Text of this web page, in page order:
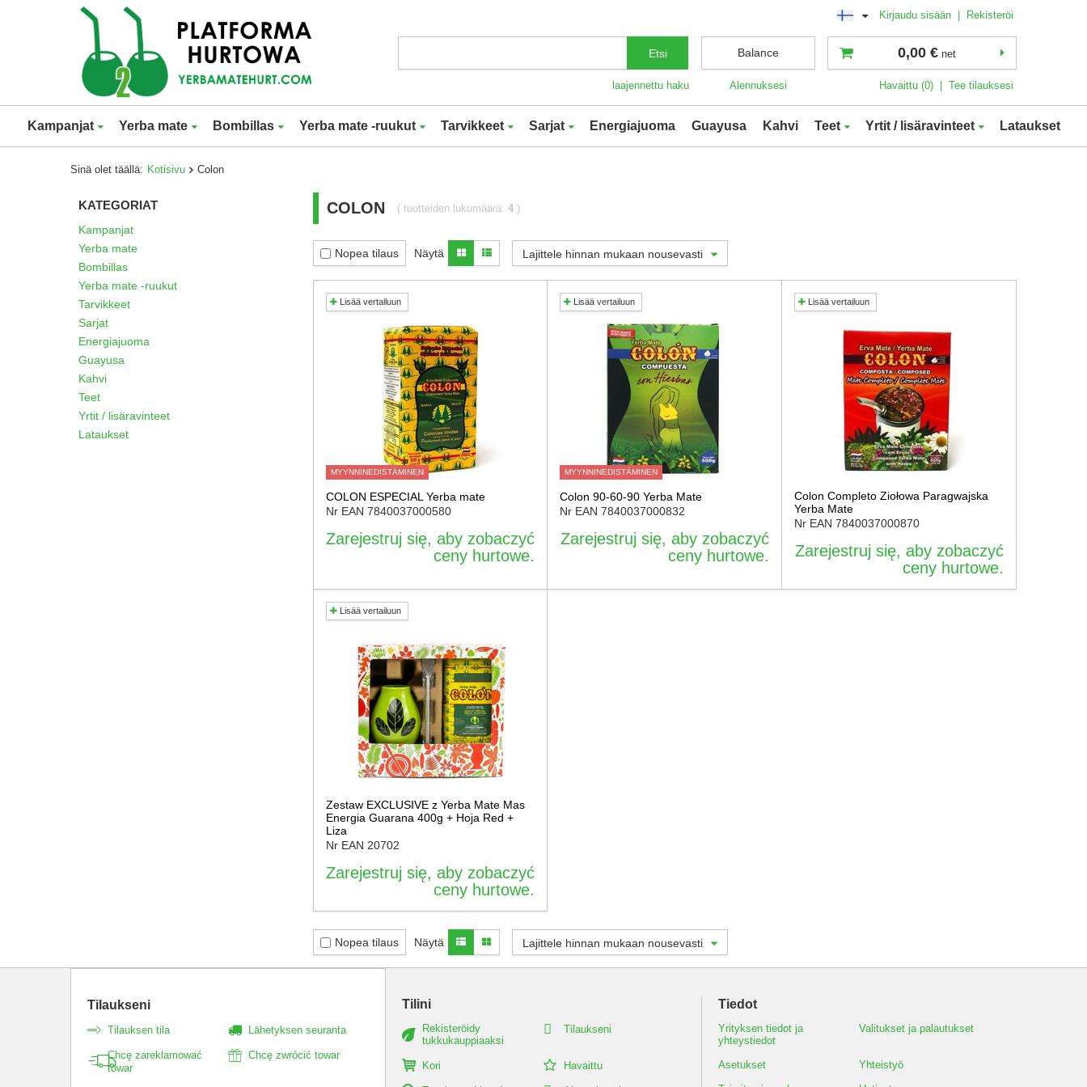
Kirjaudu sisään | Rekisteröi
Etsi
laajennettu haku
Balance
Alennuksesi
0,00 €net
Havaittu (0) Tee tilauksesi
Kampanjat Yerba mate Bombillas Yerba mate -ruukut Tarvikkeet Sarjat Energiajuoma Guayusa Kahvi Teet Yrtit / lisäravinteet Lataukset
Sinä olet täällä: Kotisivu Colon
KATEGORIAT
Kampanjat
Yerba mate
Bombillas
Yerba mate -ruukut
Tarvikkeet
Sarjat
Energiajuoma
Guayusa
Kahvi
Teet
Yrtit / lisäravinteet
Lataukset
COLON ( tuotteiden lukumäärä: 4 )
Nopea tilaus Näytä Lajittele hinnan mukaan nousevasti
Lisää vertailuun
MYYNNINEDISTÄMINEN
COLON ESPECIAL Yerba mate
Nr EAN 7840037000580
Zarejestruj się, aby zobaczyć
ceny hurtowe.
Lisää vertailuun
MYYNNINEDISTÄMINEN
Colon 90-60-90 Yerba Mate
Nr EAN 7840037000832
Zarejestruj się, aby zobaczyć
ceny hurtowe.
Lisää vertailuun
Colon Completo Ziołowa Paragwajska
Yerba Mate
Nr EAN 7840037000870
Zarejestruj się, aby zobaczyć
ceny hurtowe.
Lisää vertailuun
Zestaw EXCLUSIVE z Yerba Mate Mas
Energia Guarana 400g + Hoja Red +
Liza
Nr EAN 20702
Zarejestruj się, aby zobaczyć
ceny hurtowe.
Nopea tilaus Näytä Lajittele hinnan mukaan nousevasti
Tilaukseni
Tilauksen tila Lähetyksen seuranta
Chcę zareklamować
towar
Chcę zwrócić towar
Tilini
Rekisteröidy
tukkukauppiaaksi
Tilaukseni
Kori Havaittu
Tiedot
Yrityksen tiedot ja
yhteystiedot
Valitukset ja palautukset
Asetukset
Yhteistyö